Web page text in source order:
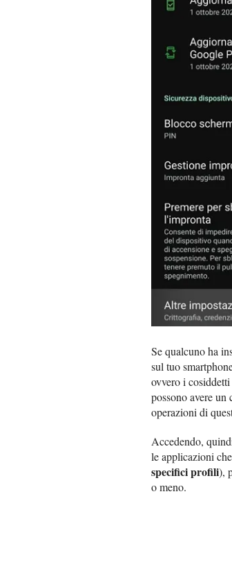
Se qualcuno ha
sul tuo
ovvero i
possono avere un
operazioni di
Accedendo,
le applicazioni
specifici profili),
o meno.